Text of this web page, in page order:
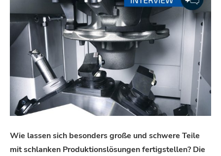
Wie lassen sich besonders große und schwere Teile
mit schlanken Produktionslösungen fertigstellen? Die